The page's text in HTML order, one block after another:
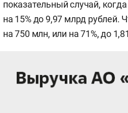
показательный случай,
на 15% до 9,97 млрд рублей.
на 750 млн, или на 71%, до